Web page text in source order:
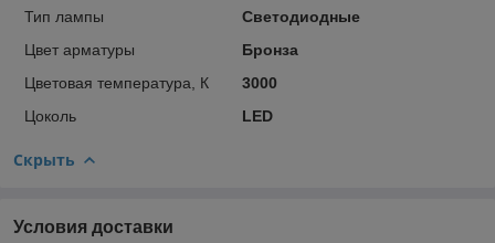
Тип лампы
Светодиодные
Цвет арматуры
Бронза
Цветовая температура, К
3000
Цоколь
LED
Скрыть
Условия доставки